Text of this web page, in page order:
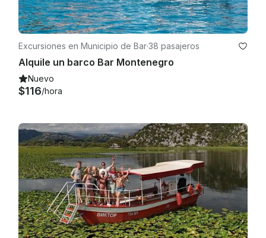
Excursiones en Municipio de Bar·38 pasajeros
Alquile un barco Bar Montenegro
Nuevo
$116/hora